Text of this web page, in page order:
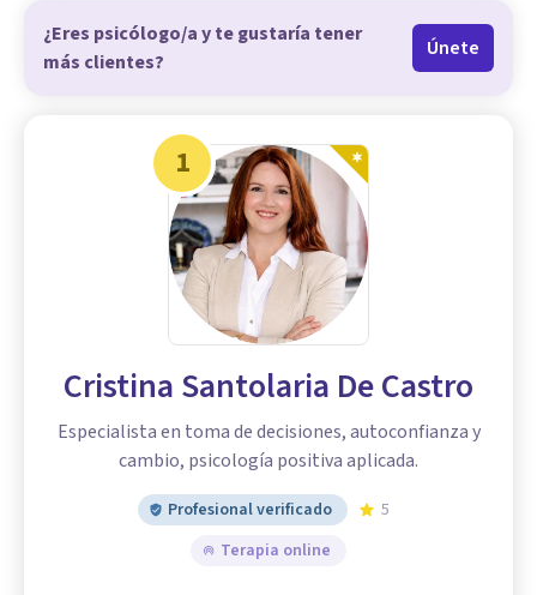
¿Eres psicólogo/a y te gustaría tener
más clientes?
Únete
1
Cristina Santolaria De Castro
Especialista en toma de decisiones, autoconfianza y
cambio, psicología positiva aplicada.
Profesional verificado
5
Terapia online